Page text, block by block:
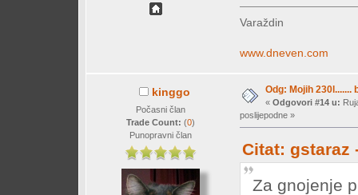
Varaždin
www.dneven.com
kinggo
Počasni član
Trade Count: (0)
Punopravni član
Odg: Mojih 230l.......
« Odgovori #14 u:
poslijepodne »
Citat: gstaraz
Za gnojenje